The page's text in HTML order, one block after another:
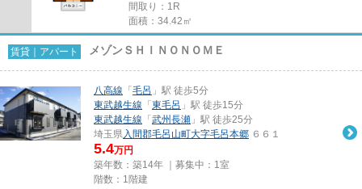
間取り：1R
面積：34.42㎡
賃貸｜アパート メゾンＳＨＩＮＯＮＯＭＥ
八高線 「 毛呂 」駅 徒歩5分
東武越生線 「 東毛呂 」駅 徒歩15分
東武越生線 「 武州長瀬 」駅 徒歩25分
埼玉県入間郡毛呂山町大字毛呂本郷 ６６１
5.4万円
築年数：築14年 ｜募集中： 1室
階数：1階建